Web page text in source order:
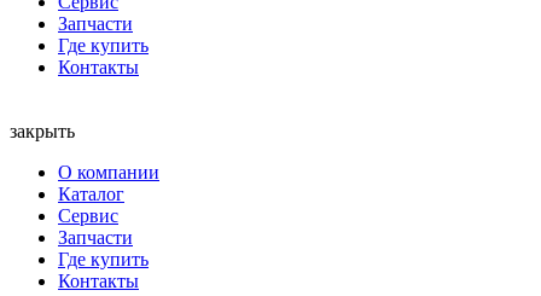
Запчасти
Где купить
Контакты
закрыть
О компании
Каталог
Сервис
Запчасти
Где купить
Контакты